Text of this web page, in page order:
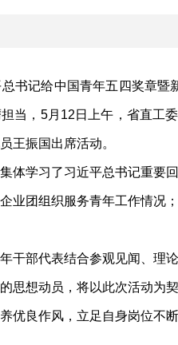
记给中国青年五四奖章暨
当，5月12日上午，省直工
王振国出席活动。
学习了习近平总书记重要回
业团组织服务青年工作情况
部代表结合参观见闻、理论
思想动员，将以此次活动为
优良作风，立足自身岗位不